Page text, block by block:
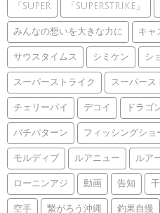
「SUPER 「SUPERSTRIKE」
みんなの想いを大きな力に キャ
サウスタイムス シミケン シ
スーパーストライク スーパース
チェリーパイ デコイ ドラゴ
バチパターン フィッシングショ
モルディブ ルアニュー ルア
ローニンアジ 動画 告知
空手 繋がろう沖縄 釣果自慢